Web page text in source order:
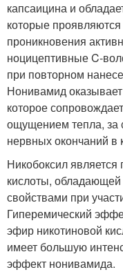
капсаицина и
которые проявляются
проникновения
ноцицептивные C-
при повторном
Нонивамид
которое
ощущением тепла, за
нервных окончаний в
Никобоксил
кислоты,
свойствами при
Гиперемический
эфир никотиновой
имеет большую
эффект нонивамида.